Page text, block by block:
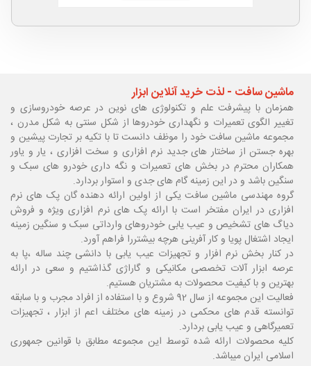
ماشین سافت - لذت خرید آنلاین ابزار
همزمان با پیشرفت علم و تکنولوژی های نوین در عرصه خودروسازی و
تغییر الگوی تعمیرات و نگهداری خودروها از شکل سنتی به شکل مدرن ،
مجموعه ماشین سافت خود را موظف دانست تا با تکیه بر تجارت پیشین و
بهره جستن از ساختار های جدید نرم افزاری و سخت افزاری ، یار و یاور
همکاران محترم در بخش های تعمیرات و نگه داری خودرو های سبک و
سنگین باشد و در این زمینه گام های جدی و استوار بردارد.
گروه مهندسی ماشین سافت یکی از اولین ارائه دهنده گان پک های نرم
افزاری در ایران مفتخر است با ارائه پک های نرم افزاری ویژه و فروش
دیاگ های تشخیص و عیب یابی خودروهای وارداتی سبک و سنگین زمینه
ایجاد اشتغال پویا و کار آفرینی هرچه بیشتررا فراهم آورد.
در کنار بخش نرم افزار و تجهیزات عیب یابی با دانشی چند ساله ،پا به
عرصه ابزار آلات تخصصی مکانیکی و گاراژی گذاشتیم و سعی در ارائه
بهترین و با کیفیت محصولات به مشتریان هستیم.
فعالیت این مجموعه از سال 92 شروع و با استفاده از افراد مجرب و با سابقه
توانسته قدم های محکمی در زمینه های مختلف اعم از ابزار ، تجهیزات
تعمیرگاهی و عیب یابی بردارد.
کلیه محصولات ارائه شده توسط این مجموعه مطابق با قوانین جمهوری
اسلامی ایران میباشد.